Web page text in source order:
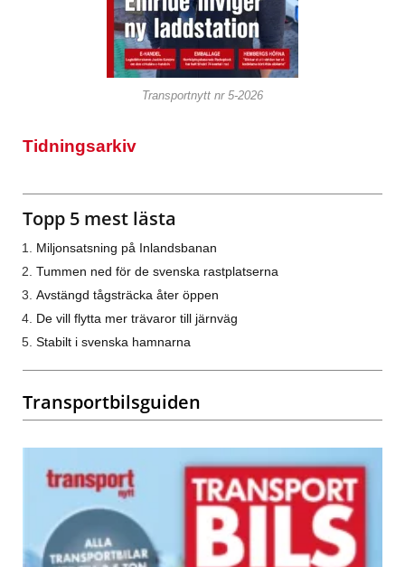
Transportnytt nr 5-2026
Tidningsarkiv
Topp 5 mest lästa
Miljonsatsning på Inlandsbanan
Tummen ned för de svenska rastplatserna
Avstängd tågsträcka åter öppen
De vill flytta mer trävaror till järnväg
Stabilt i svenska hamnarna
Transportbilsguiden